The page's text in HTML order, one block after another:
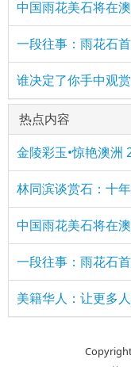
中国雨花美石将在
一段往事：雨花石
谁决定了你手中观
热点内容
金陵彩玉•惊艳澳洲
林同滨谈赏石：十
中国雨花美石将在
一段往事：雨花石
美籍华人：让更多